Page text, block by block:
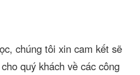
chúng tôi xin cam kết sẽ
quý khách về các công